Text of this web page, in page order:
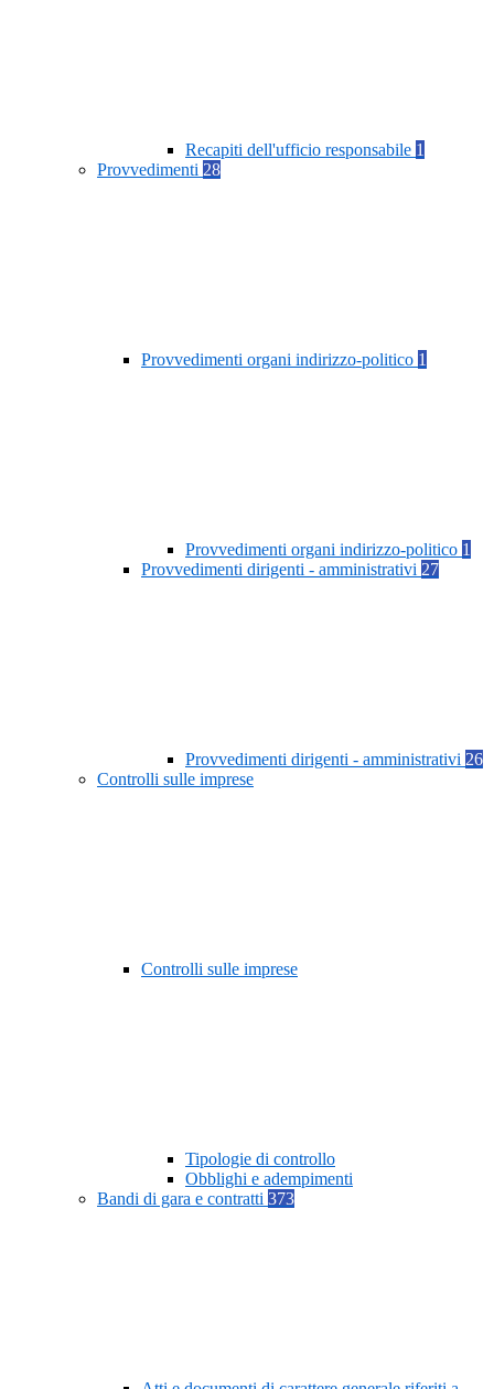
Recapiti dell'ufficio responsabile 1
Provvedimenti 28
Provvedimenti organi indirizzo-politico 1
Provvedimenti organi indirizzo-politico 1
Provvedimenti dirigenti - amministrativi 27
Provvedimenti dirigenti - amministrativi 26
Controlli sulle imprese
Controlli sulle imprese
Tipologie di controllo
Obblighi e adempimenti
Bandi di gara e contratti 373